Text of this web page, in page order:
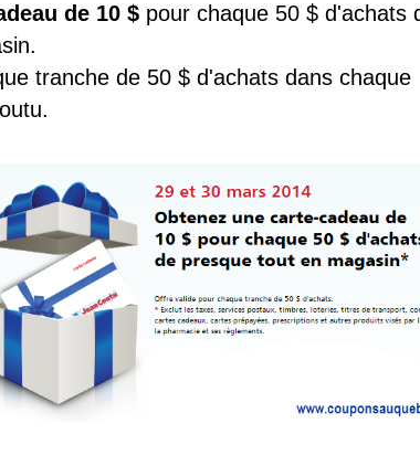
de 10 $ pour chaque 50 $ d'achats
tranche de 50 $ d'achats dans chaque